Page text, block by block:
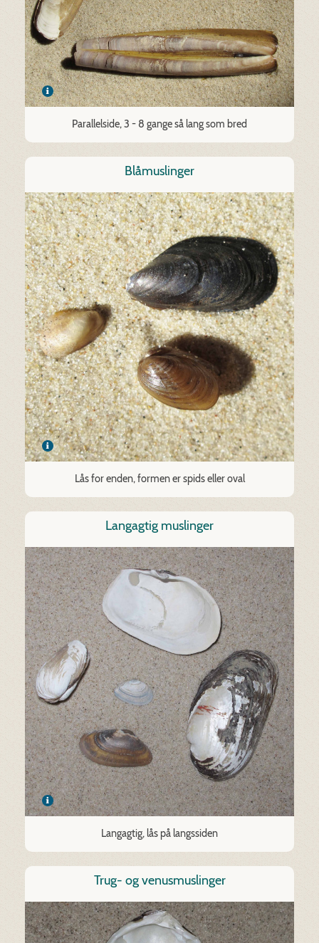
Parallelside, 3 - 8 gange så lang som bred
Blåmuslinger
Lås for enden, formen er spids eller oval
Langagtig muslinger
Langagtig, lås på langssiden
Trug- og venusmuslinger